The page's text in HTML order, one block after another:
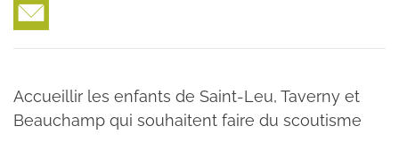
Accueillir les enfants de Saint-Leu, Taverny et
Beauchamp qui souhaitent faire du scoutisme